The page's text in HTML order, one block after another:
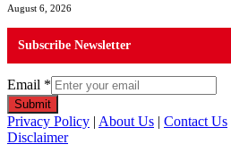
August 6, 2026
Subscribe Newsletter
Email *
Submit
Privacy Policy About Us Contact Us
Disclaimer